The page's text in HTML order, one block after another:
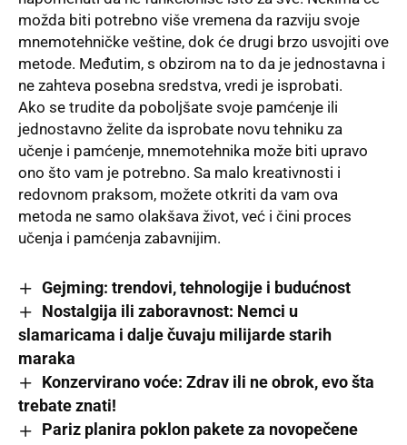
možda biti potrebno više vremena da razviju svoje
mnemotehničke veštine, dok će drugi brzo usvojiti ove
metode. Međutim, s obzirom na to da je jednostavna i
ne zahteva posebna sredstva, vredi je isprobati.
Ako se trudite da poboljšate svoje pamćenje ili
jednostavno želite da isprobate novu tehniku za
učenje i pamćenje, mnemotehnika može biti upravo
ono što vam je potrebno. Sa malo kreativnosti i
redovnom praksom, možete otkriti da vam ova
metoda ne samo olakšava život, već i čini proces
učenja i pamćenja zabavnijim.
Gejming: trendovi, tehnologije i budućnost
Nostalgija ili zaboravnost: Nemci u
slamaricama i dalje čuvaju milijarde starih
maraka
Konzervirano voće: Zdrav ili ne obrok, evo šta
trebate znati!
Pariz planira poklon pakete za novopečene